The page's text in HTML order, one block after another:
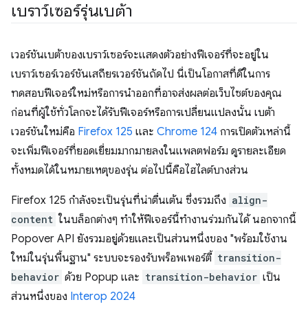
เบราว์เซอร์รุ่นเบต้า
เวอร์ชันเบต้าของเบราว์เซอร์จะแสดงตัวอย่างฟีเจอร์ที่จะอยู่ใน
เบราว์เซอร์เวอร์ชันเสถียรเวอร์ชันถัดไป นี่เป็นโอกาสที่ดีในการ
ทดสอบฟีเจอร์ใหม่หรือการนําออกที่อาจส่งผลต่อเว็บไซต์ของคุณ
ก่อนที่ผู้ใช้ทั่วโลกจะได้รับฟีเจอร์หรือการเปลี่ยนแปลงนั้น เบต้า
เวอร์ชันใหม่คือ Firefox 125 และ Chrome 124 การเปิดตัวเหล่านี้
จะเพิ่มฟีเจอร์ที่ยอดเยี่ยมมากมายลงในแพลตฟอร์ม ดูรายละเอียด
ทั้งหมดได้ในหมายเหตุของรุ่น ต่อไปนี้คือไฮไลต์บางส่วน
Firefox 125 กำลังจะเป็นรุ่นที่น่าตื่นเต้น ซึ่งรวมถึง align-
content ในบล็อกต่างๆ ทำให้ฟีเจอร์นี้ทำงานร่วมกันได้ นอกจากนี้
Popover API ยังรวมอยู่ด้วยและเป็นส่วนหนึ่งของ "พร้อมใช้งาน
ใหม่ในรุ่นพื้นฐาน" ระบบจะรองรับพร็อพเพอร์ตี้ transition-
behavior ด้วย Popup และ transition-behavior เป็น
ส่วนหนึ่งของ Interop 2024